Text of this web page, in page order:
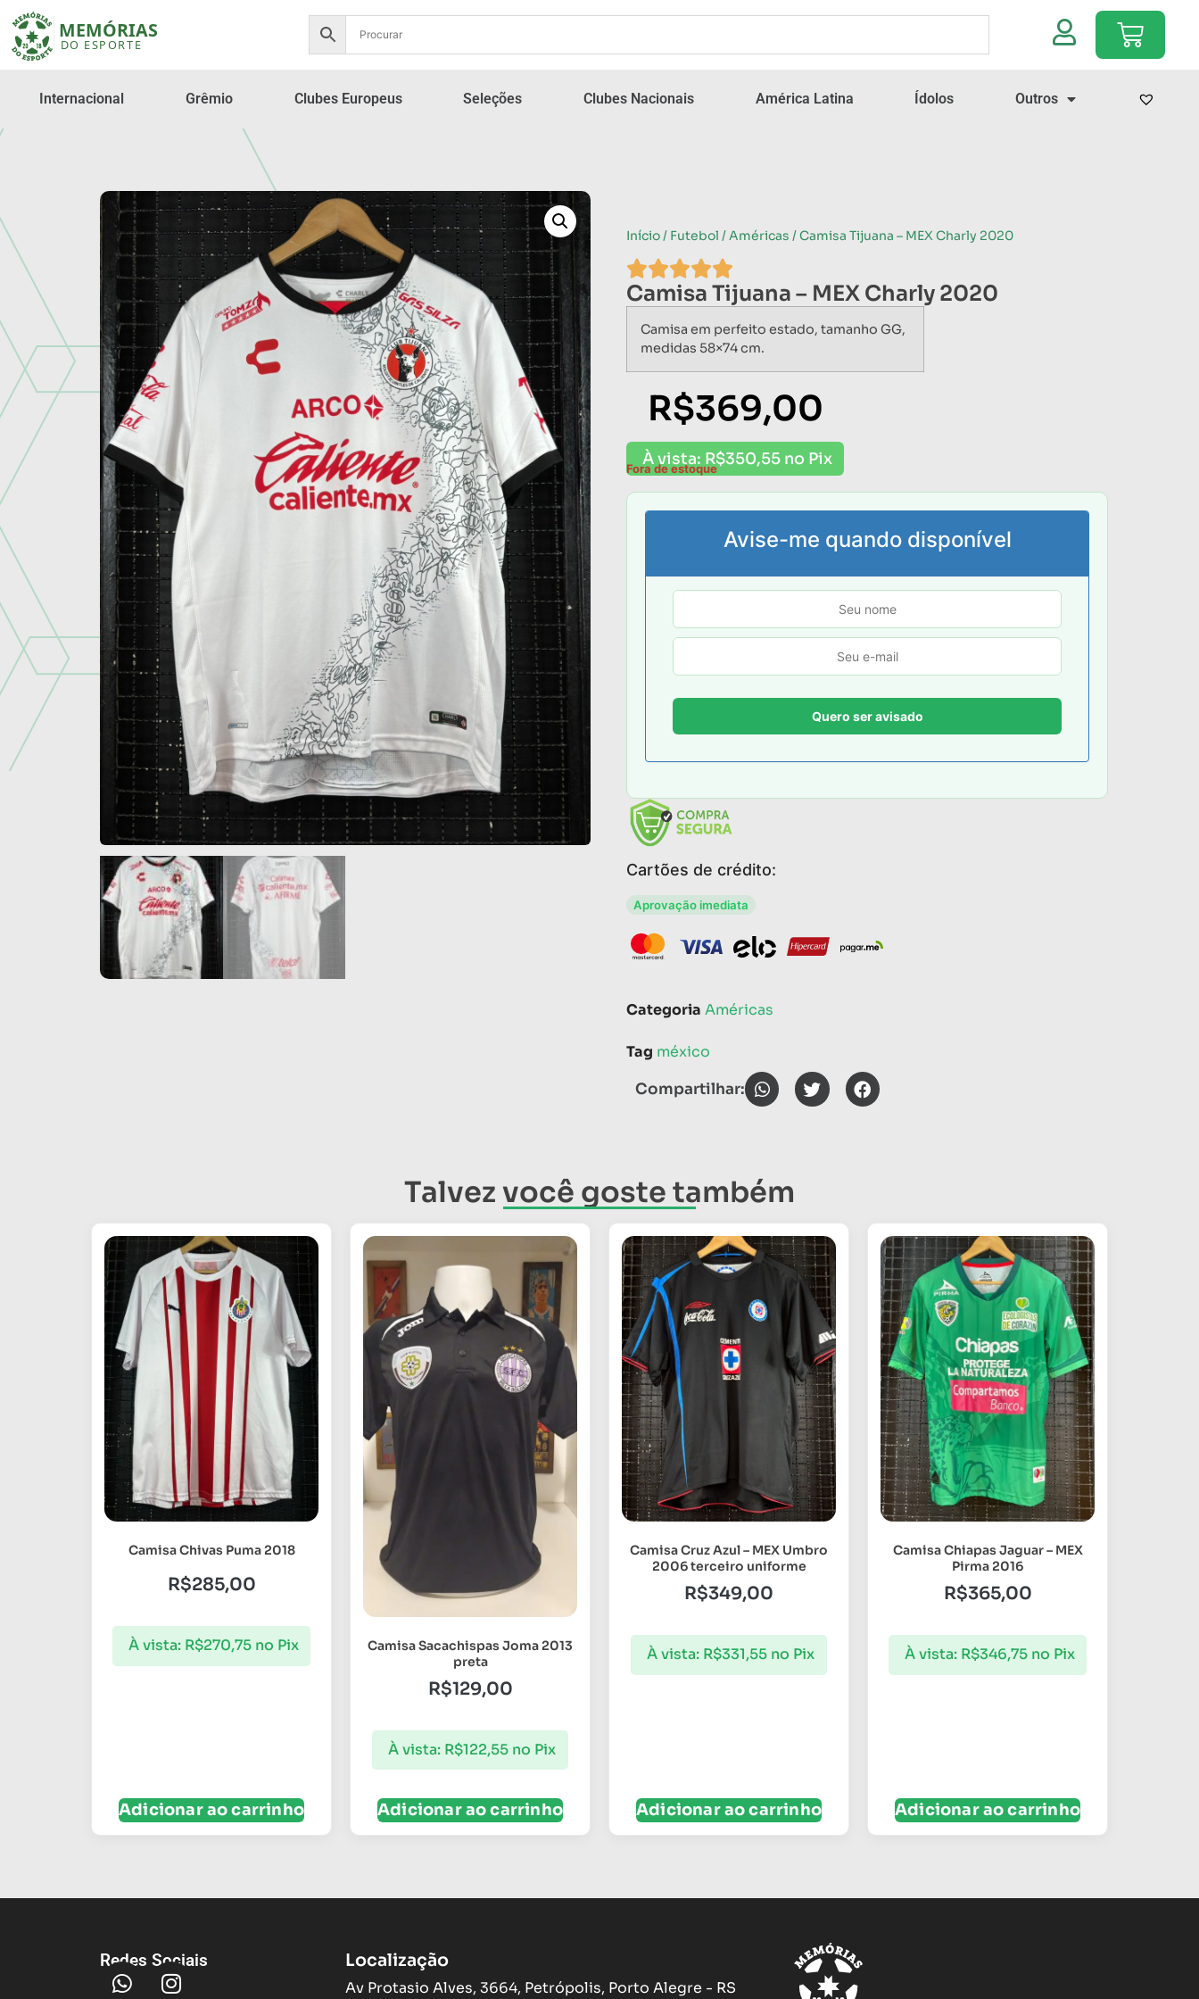
Internacional Grêmio Clubes Europeus Seleções Clubes Nacionais América Latina Ídolos Outros
Início/ Futebol /Américas / Camisa Tijuana – MEX Charly 2020
Camisa Tijuana – MEX Charly 2020
Camisa em perfeito estado, tamanho GG,
medidas 58×74 cm.
R$369,00
À vista: R$350,55 no Pix
Fora de estoque
Avise-me quando disponível
Cartões de crédito:
Aprovação imediata
Categoria Américas
Tag méxico
Compartilhar:
Talvez você goste também
Camisa Chivas Puma 2018
R$285,00
À vista: R$270,75 no Pix
Adicionar ao carrinho
Camisa Sacachispas Joma 2013
preta
R$129,00
À vista: R$122,55 no Pix
Adicionar ao carrinho
Camisa Cruz Azul – MEX Umbro
2006 terceiro uniforme
R$349,00
À vista: R$331,55 no Pix
Adicionar ao carrinho
Camisa Chiapas Jaguar – MEX
Pirma 2016
R$365,00
À vista: R$346,75 no Pix
Adicionar ao carrinho
Redes Sociais Localização
Av Protasio Alves, 3664, Petrópolis, Porto Alegre - RS